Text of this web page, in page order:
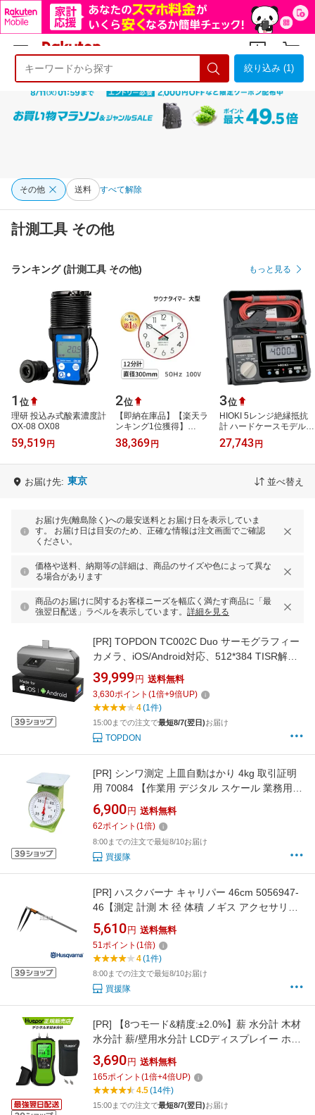
ようこそ 楽天市場へ ログイン
絞り込み (1)
その他 送料 すべて解除
計測工具 その他
ランキング (計測工具 その他) もっと見る
1 位
理研 投込み式酸素濃度計
OX-08 OX08
59,519 円
2位
【即納在庫品】【楽天ラ
ンキング1位獲得】
SAUNA12m-l-50Hz-
100V サウナタイマー 12
38,369 円
3位
HIOKI 5レンジ絶縁抵抗
計 ハードケースモデル
IR405110
27,743 円
お届け先: 東京 並べ替え
お届け先(離島除く)への最安送料とお届け日を表示していま
す。 お届け日は目安のため、正確な情報は注文画面でご確認
ください。
価格や送料、納期等の詳細は、商品のサイズや色によって異な
る場合があります
商品のお届けに関するお客様ニーズを幅広く満たす商品に「最
強翌日配送」ラベルを表示しています。 詳細を見る
[PR] TOPDON TC002C Duo サーモグラフィー
カメラ、iOS/Android対応、512*384 TISR解像
度、ビデオ録画対応、25Hzフレームレート、ス
マホ/タブレット/PC用、USB-C/Lightningポート
両方対応できるオールインワン赤外線サーモグ
ラフィーカメラ
39,999 円 送料無料
3,630ポイント (1倍+9倍UP)
4(1件)
15:00までの注文で最短8/7(翌日)お届け
TOPDON
[PR] シンワ測定 上皿自動はかり 4kg 取引証明
用 70084 【作業用 デジタル スケール 業務用
計量 はかり キッチンスケール】【おしゃれ お
すすめ】[CB99]
6,900 円 送料無料
62ポイント (1倍)
8:00までの注文で最短8/10お届け
買援隊
[PR] ハスクバーナ キャリパー 46cm 5056947-
46【測定 計測 木 径 体積 ノギス アクセサリー
オプション品 林業 産業 農業 作業用 Husqvarna
ハスクバーナ】【おしゃれ おすすめ】 [CB99]
5,610 円 送料無料
51ポイント (1倍)
4(1件)
8:00までの注文で最短8/10お届け
買援隊
[PR]
【8つモ一ド&精度:±2.0%】薪 水分計 木材
水分計 薪/壁用水分計 LCDディスプレイー ホー
ルド機能 含水率計 操作簡単 大画面液晶 精度
±2% 2 モード 6 校正スケール 携帯型デジタル
水分計 木材/建材の水分を測定 M01
3,690 円 送料無料
165ポイント (1倍+4倍UP)
4.5(14件)
15:00までの注文で最短8/7(翌日)お届け